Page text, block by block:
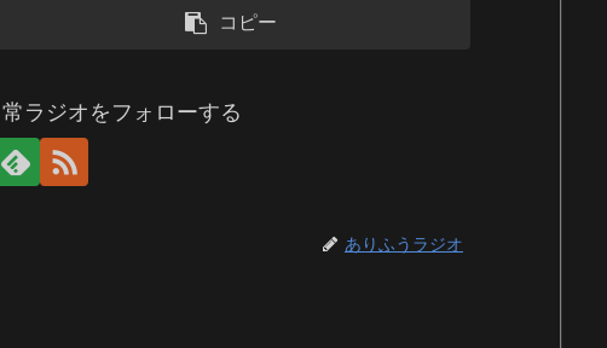
コピー
ラジオをフォローする
ありふうラジオ